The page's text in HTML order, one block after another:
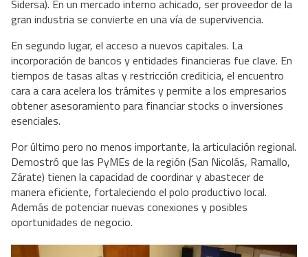
Sidersa). En un mercado interno achicado, ser proveedor de la
gran industria se convierte en una vía de supervivencia.
En segundo lugar, el acceso a nuevos capitales. La
incorporación de bancos y entidades financieras fue clave. En
tiempos de tasas altas y restricción crediticia, el encuentro
cara a cara acelera los trámites y permite a los empresarios
obtener asesoramiento para financiar stocks o inversiones
esenciales.
Por último pero no menos importante, la articulación regional.
Demostró que las PyMEs de la región (San Nicolás, Ramallo,
Zárate) tienen la capacidad de coordinar y abastecer de
manera eficiente, fortaleciendo el polo productivo local.
Además de potenciar nuevas conexiones y posibles
oportunidades de negocio.